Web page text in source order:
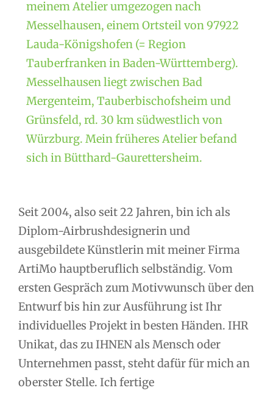
meinem Atelier umgezogen nach
Messelhausen, einem Ortsteil von 97922
Lauda-Königshofen (= Region
Tauberfranken in Baden-Württemberg).
Messelhausen liegt zwischen Bad
Mergenteim, Tauberbischofsheim und
Grünsfeld, rd. 30 km südwestlich von
Würzburg. Mein früheres Atelier befand
sich in Bütthard-Gaurettersheim.
Seit 2004, also seit 22 Jahren, bin ich als
Diplom-Airbrushdesignerin und
ausgebildete Künstlerin mit meiner Firma
ArtiMo hauptberuflich selbständig. Vom
ersten Gespräch zum Motivwunsch über den
Entwurf bis hin zur Ausführung ist Ihr
individuelles Projekt in besten Händen. IHR
Unikat, das zu IHNEN als Mensch oder
Unternehmen passt, steht dafür für mich an
oberster Stelle. Ich fertige